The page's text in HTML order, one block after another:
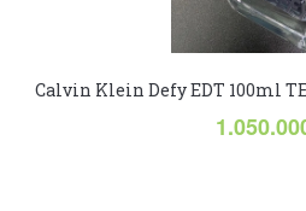
Calvin Klein Defy EDT 100ml